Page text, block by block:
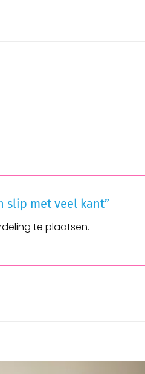
slip met veel kant”
te plaatsen.